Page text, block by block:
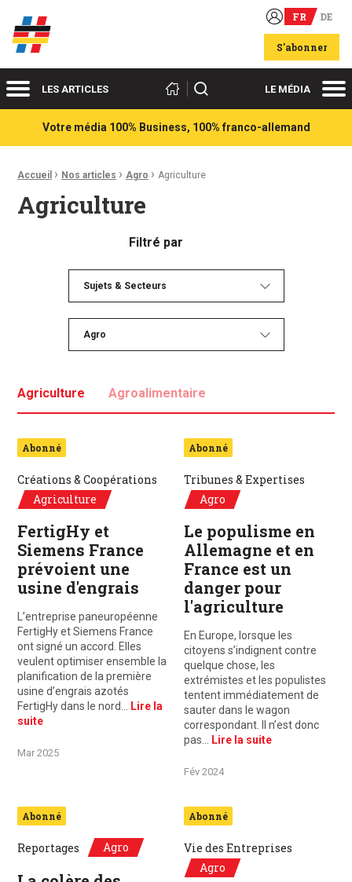
Acteurs du franco-allemand FR DE
S'abonner
MenuLES ARTICLES Rechercher LE MÉDIA
Votre média 100% Business, 100% franco-allemand
Fil d'Ariane :
Accueil › Nos articles › Agro › Agriculture
Agriculture
Filtré par
Sujets & Secteurs
Agro
Agriculture Agroalimentaire
Abonné
Créations & Coopérations
Agriculture
FertigHy et
Siemens France
prévoient une
usine d'engrais
L’entreprise paneuropéenne
FertigHy et Siemens France
ont signé un accord. Elles
veulent optimiser ensemble la
planification de la première
usine d’engrais azotés
FertigHy dans le nord…
Lire la
suite
Mar 2025
Abonné
Tribunes & Expertises
Agro
Le populisme en
Allemagne et en
France est un
danger pour
l'agriculture
En Europe, lorsque les
citoyens s’indignent contre
quelque chose, les
extrémistes et les populistes
tentent immédiatement de
sauter dans le wagon
correspondant. Il n’est donc
pas…
Lire la suite
Fév 2024
Abonné
Reportages Agro
Abonné
Vie des Entreprises
Agro